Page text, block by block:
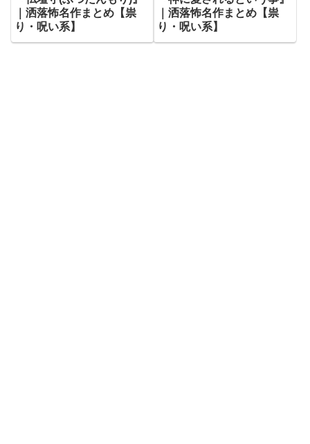
｜洒落怖名作まとめ【祟
り・呪い系】
｜洒落怖名作まとめ【祟
り・呪い系】